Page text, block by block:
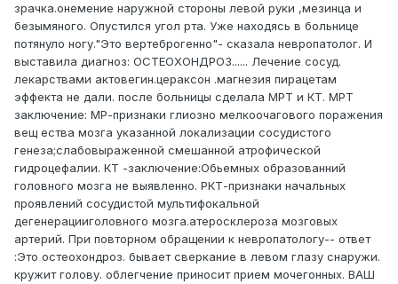
зрачка.онемение наружной стороны левой руки ,мезинца и
безымяного. Опустился угол рта. Уже находясь в больнице
потянуло ногу."Это вертеброгенно"- сказала невропатолог. И
выставила диагноз: ОСТЕОХОНДРОЗ...... Лечение сосуд.
лекарствами актовегин.цераксон .магнезия пирацетам
эффекта не дали. после больницы сделала МРТ и КТ. МРТ
заключение: МР-признаки глиозно мелкоочагового поражения
вещ ества мозга указанной локализации сосудистого
генеза;слабовыраженной смешанной атрофической
гидроцефалии. КТ -заключение:Обьемных образованний
головного мозга не выявленно. РКТ-признаки начальных
проявлений сосудистой мультифокальной
дегенерацииголовного мозга.атеросклероза мозговых
артерий. При повторном обращении к невропатологу-- ответ
:Это остеохондроз. бывает сверкание в левом глазу снаружи.
кружит голову. облегчение приносит прием мочегонных. ВАШ